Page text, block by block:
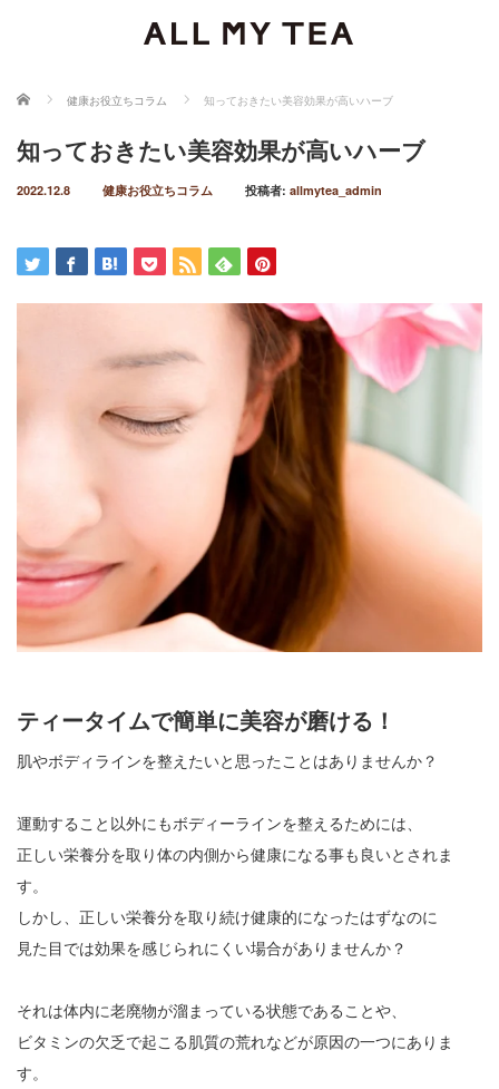
ホーム 健康お役立ちコラム 知っておきたい美容効果が高いハーブ
知っておきたい美容効果が高いハーブ
2022.12.8 健康お役立ちコラム 投稿者: allmytea_admin
ティータイムで簡単に美容が磨ける！
肌やボディラインを整えたいと思ったことはありませんか？
運動すること以外にもボディーラインを整えるためには、
正しい栄養分を取り体の内側から健康になる事も良いとされま
す。
しかし、正しい栄養分を取り続け健康的になったはずなのに
見た目では効果を感じられにくい場合がありませんか？
それは体内に老廃物が溜まっている状態であることや、
ビタミンの欠乏で起こる肌質の荒れなどが原因の一つにありま
す。